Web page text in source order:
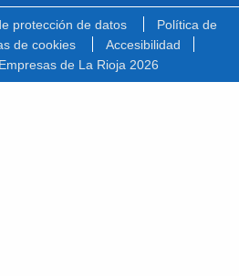
protección de datos
Política de
de cookies
Accesibilidad
de La Rioja 2026